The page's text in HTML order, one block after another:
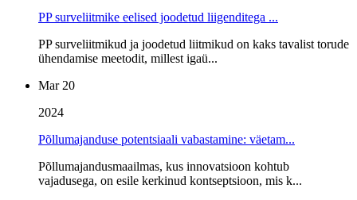
PP surveliitmike eelised joodetud liigenditega ...
PP surveliitmikud ja joodetud liitmikud on kaks tavalist torude
ühendamise meetodit, millest igaü...
Mar 20
2024
Põllumajanduse potentsiaali vabastamine: väetam...
Põllumajandusmaailmas, kus innovatsioon kohtub
vajadusega, on esile kerkinud kontseptsioon, mis k...